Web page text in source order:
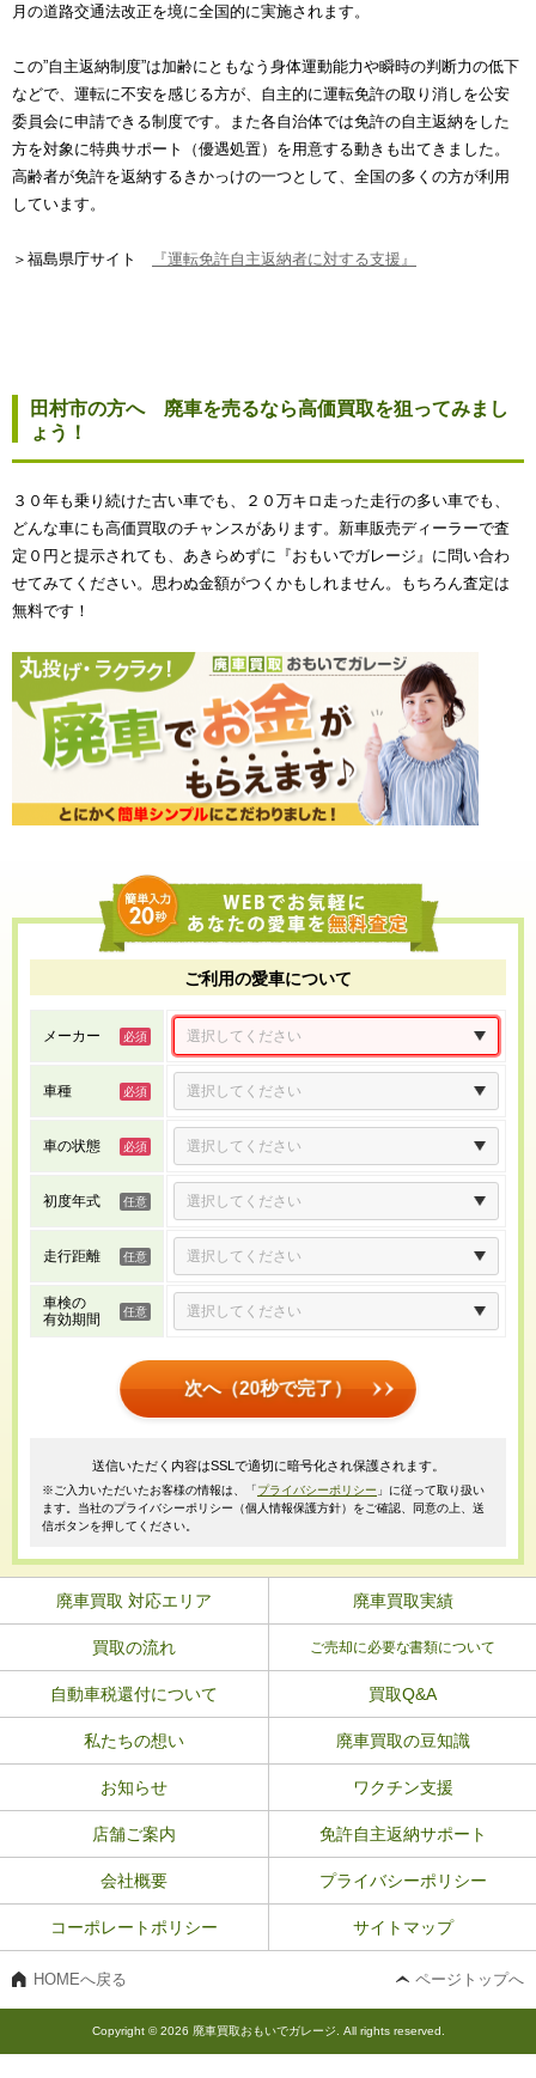
月の道路交通法改正を境に全国的に実施されます。
この”自主返納制度”は加齢にともなう身体運動能力や瞬時の判断力の低下
などで、運転に不安を感じる方が、自主的に運転免許の取り消しを公安
委員会に申請できる制度です。また各自治体では免許の自主返納をした
方を対象に特典サポート（優遇処置）を用意する動きも出てきました。
高齢者が免許を返納するきかっけの一つとして、全国の多くの方が利用
しています。
＞福島県庁サイト 『運転免許自主返納者に対する支援』
田村市の方へ 廃車を売るなら高価買取を狙ってみまし
ょう！
３０年も乗り続けた古い車でも、２０万キロ走った走行の多い車でも、
どんな車にも高価買取のチャンスがあります。新車販売ディーラーで査
定０円と提示されても、あきらめずに『おもいでガレージ』に問い合わ
せてみてください。思わぬ金額がつくかもしれません。もちろん査定は
無料です！
ご利用の愛車について
メーカー
車種
車の状態
初度年式
走行距離
車検の
有効期間
次へ（20秒で完了）
送信いただく内容はSSLで適切に暗号化され保護されます。
※ご入力いただいたお客様の情報は、「プライバシーポリシー 」に従って取り扱い
ます。当社のプライバシーポリシー（個人情報保護方針）をご確認、同意の上、送
信ボタンを押してください。
廃車買取 対応エリア 廃車買取実績
買取の流れ ご売却に必要な書類について
自動車税還付について 買取Q&A
私たちの想い 廃車買取の豆知識
お知らせ ワクチン支援
店舗ご案内 免許自主返納サポート
会社概要 プライバシーポリシー
コーポレートポリシー サイトマップ
HOMEへ戻る ページトップへ
Copyright © 2026 廃車買取おもいでガレージ. All rights reserved.